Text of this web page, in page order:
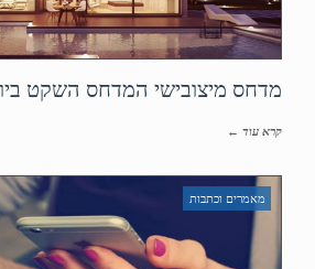
מדחס מיצובישי המדחס השקט
קרא עוד ←
מאמרים וכתבות